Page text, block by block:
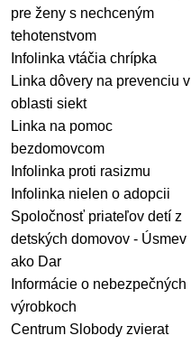
pre ženy s nechceným
tehotenstvom
Infolinka vtáčia chrípka
Linka dôvery na prevenciu v
oblasti siekt
Linka na pomoc
bezdomovcom
Infolinka proti rasizmu
Infolinka nielen o adopcii
Spoločnosť priateľov detí z
detských domovov - Úsmev
ako Dar
Informácie o nebezpečných
výrobkoch
Centrum Slobody zvierat